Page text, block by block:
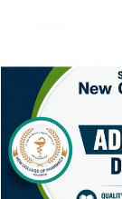
Широкий
товаров
Уровень
безопасности